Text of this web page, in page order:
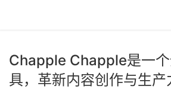
Chapple Chapple是一
具，革新内容创作与生产